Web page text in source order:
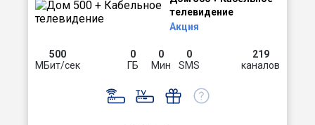
телевидение
Акция
500
МБит/сек
0
ГБ
0
Мин
0
SMS
219
каналов